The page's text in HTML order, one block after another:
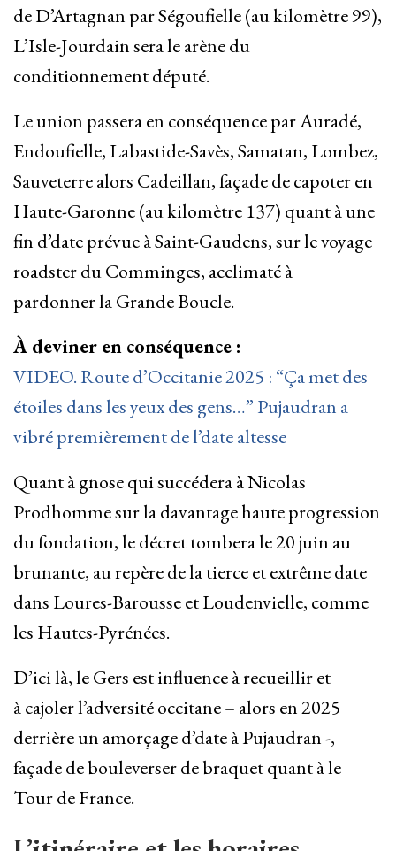
de D’Artagnan par Ségoufielle (au kilomètre 99),
L’Isle-Jourdain sera le arène du
conditionnement député.
Le union passera en conséquence par Auradé,
Endoufielle, Labastide-Savès, Samatan, Lombez,
Sauveterre alors Cadeillan, façade de capoter en
Haute-Garonne (au kilomètre 137) quant à une
fin d’date prévue à Saint-Gaudens, sur le voyage
roadster du Comminges, acclimaté à
pardonner la Grande Boucle.
À deviner en conséquence :
VIDEO. Route d’Occitanie 2025 : “Ça met des
étoiles dans les yeux des gens…” Pujaudran a
vibré premièrement de l’date altesse
Quant à gnose qui succédera à Nicolas
Prodhomme sur la davantage haute progression
du fondation, le décret tombera le 20 juin au
brunante, au repère de la tierce et extrême date
dans Loures-Barousse et Loudenvielle, comme
les Hautes-Pyrénées.
D’ici là, le Gers est influence à recueillir et
à cajoler l’adversité occitane – alors en 2025
derrière un amorçage d’date à Pujaudran -,
façade de bouleverser de braquet quant à le
Tour de France.